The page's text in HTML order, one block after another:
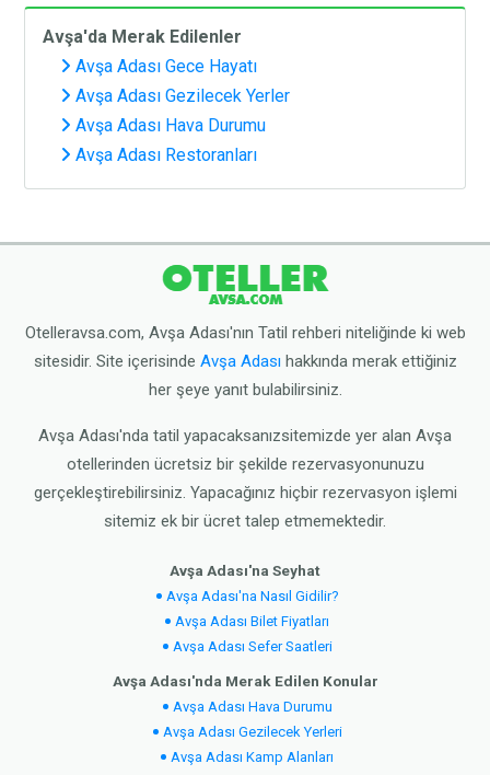
Avşa'da Merak Edilenler
Avşa Adası Gece Hayatı
Avşa Adası Gezilecek Yerler
Avşa Adası Hava Durumu
Avşa Adası Restoranları
Otelleravsa.com, Avşa Adası'nın Tatil rehberi niteliğinde ki web
sitesidir. Site içerisinde Avşa Adasıhakkında merak ettiğiniz
her şeye yanıt bulabilirsiniz.
Avşa Adası'nda tatil yapacaksanızsitemizde yer alan Avşa
otellerinden ücretsiz bir şekilde rezervasyonunuzu
gerçekleştirebilirsiniz. Yapacağınız hiçbir rezervasyon işlemi
sitemiz ek bir ücret talep etmemektedir.
Avşa Adası'na Seyhat
Avşa Adası'na Nasıl Gidilir?
Avşa Adası Bilet Fiyatları
Avşa Adası Sefer Saatleri
Avşa Adası'nda Merak Edilen Konular
Avşa Adası Hava Durumu
Avşa Adası Gezilecek Yerleri
Avşa Adası Kamp Alanları